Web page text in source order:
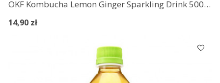
OKF Kombucha Lemon Ginger Sparkling Drink 500 ml
14,90 zł